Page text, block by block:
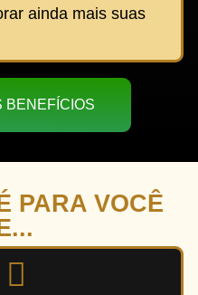
ainda mais suas
BENEFÍCIOS
PARA VOCÊ